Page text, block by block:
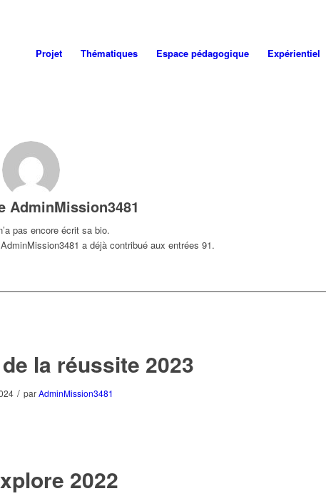
Projet Thématiques Espace pédagogique Expérientiel
AdminMission3481
pas encore écrit sa bio.
AdminMission3481 a déjà contribué aux entrées 91.
la réussite 2023
/ parAdminMission3481
2022